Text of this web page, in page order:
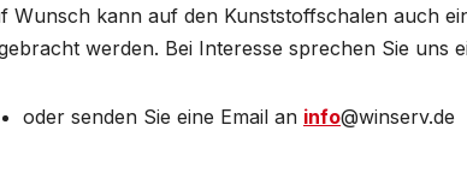
Wunsch kann auf den Kunststoffschalen auch
werden. Bei Interesse sprechen Sie uns
oder senden Sie eine Email an info@winserv.de